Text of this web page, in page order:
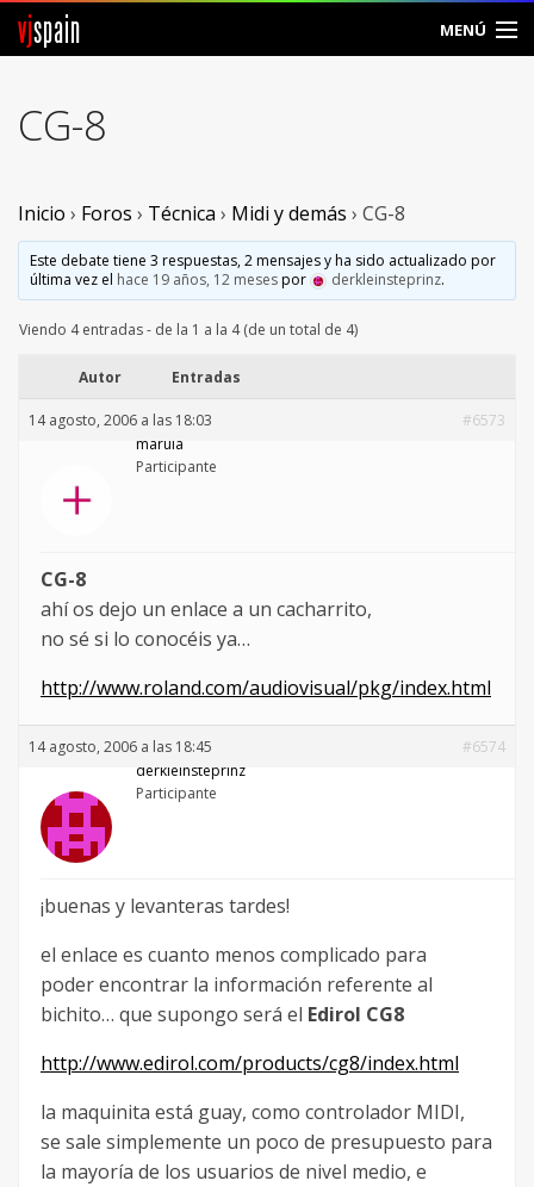
vjspain MENÚ
Foros
Vjspain
Contacto
Entrar
Crear Cuenta
CG-8
Inicio › Foros › Técnica › Midi y demás › CG-8
Este debate tiene 3 respuestas, 2 mensajes y ha sido actualizado por
última vez el hace 19 años, 12 mesespor derkleinsteprinz.
Viendo 4 entradas - de la 1 a la 4 (de un total de 4)
Autor Entradas
14 agosto, 2006 a las 18:03
#6573
marula
Participante
CG-8
ahí os dejo un enlace a un cacharrito,
no sé si lo conocéis ya…
http://www.roland.com/audiovisual/pkg/index.html
14 agosto, 2006 a las 18:45
#6574
derkleinsteprinz
Participante
¡buenas y levanteras tardes!
el enlace es cuanto menos complicado para
poder encontrar la información referente al
bichito… que supongo será el Edirol CG8
http://www.edirol.com/products/cg8/index.html
la maquinita está guay, como controlador MIDI,
se sale simplemente un poco de presupuesto para
la mayoría de los usuarios de nivel medio, e